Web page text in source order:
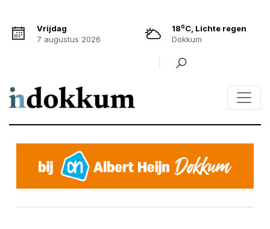
Vrijdag
7 augustus 2026
18oC, Lichte regen
Dokkum